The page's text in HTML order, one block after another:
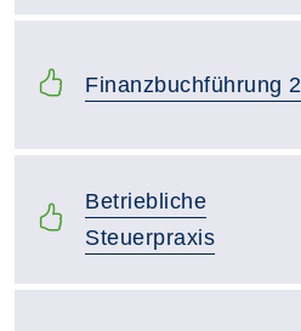
Finanzbuchführung 2
Betriebliche
Steuerpraxis